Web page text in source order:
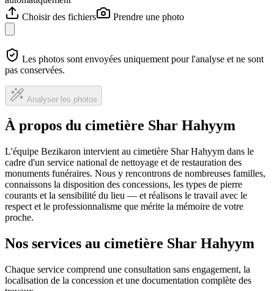
Choisir des fichiers
Prendre une photo
Les photos sont envoyées uniquement pour l'analyse et ne sont
pas conservées.
Analyser les photos
À propos du cimetière Shar Hahyym
L'équipe Bezikaron intervient au cimetière Shar Hahyym dans le
cadre d'un service national de nettoyage et de restauration des
monuments funéraires. Nous y rencontrons de nombreuses familles,
connaissons la disposition des concessions, les types de pierre
courants et la sensibilité du lieu — et réalisons le travail avec le
respect et le professionnalisme que mérite la mémoire de votre
proche.
Nos services au cimetière Shar Hahyym
Chaque service comprend une consultation sans engagement, la
localisation de la concession et une documentation complète des